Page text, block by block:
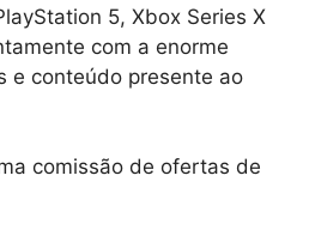
5, Xbox Series X
com a enorme
e conteúdo presente ao
comissão de ofertas de